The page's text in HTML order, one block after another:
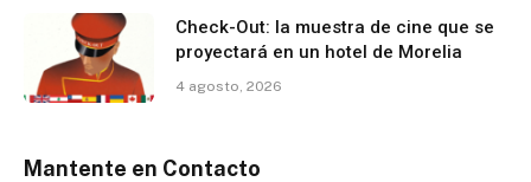
Check-Out: la muestra de cine que se
proyectará en un hotel de Morelia
4 agosto, 2026
Mantente en Contacto